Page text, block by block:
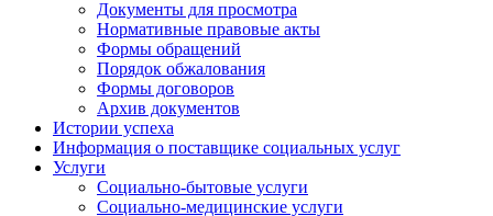
Документы для просмотра
Нормативные правовые акты
Формы обращений
Порядок обжалования
Формы договоров
Архив документов
Истории успеха
Информация о поставщике социальных услуг
Услуги
Социально-бытовые услуги
Социально-медицинские услуги